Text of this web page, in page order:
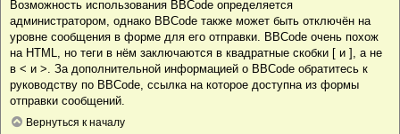
Возможность использования BBCode определяется
администратором, однако BBCode также может быть отключён на
уровне сообщения в форме для его отправки. BBCode очень похож
на HTML, но теги в нём заключаются в квадратные скобки [ и ], а не
в < и >. За дополнительной информацией о BBCode обратитесь к
руководству по BBCode, ссылка на которое доступна из формы
отправки сообщений.
Вернуться к началу